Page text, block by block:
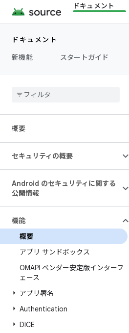
ドキュメント
ドキュメント
新機能
スタートガイド
概要
セキュリティの概要
Android のセキュリティに関する
公開情報
機能
概要
アプリ サンドボックス
OMAPI ベンダー安定版インターフ
ェース
アプリ署名
Authentication
DICE